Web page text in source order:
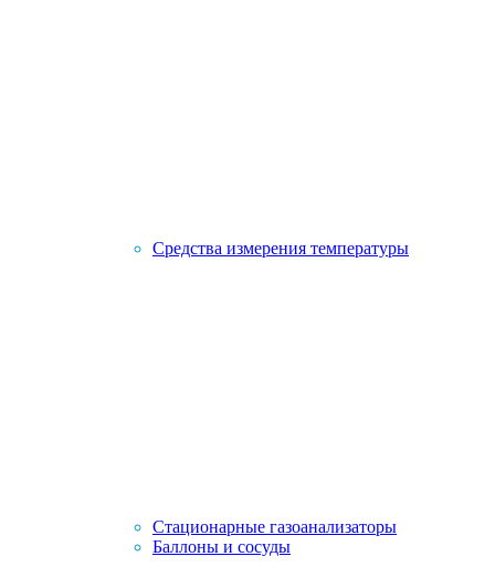
Средства измерения температуры
Стационарные газоанализаторы
Баллоны и сосуды